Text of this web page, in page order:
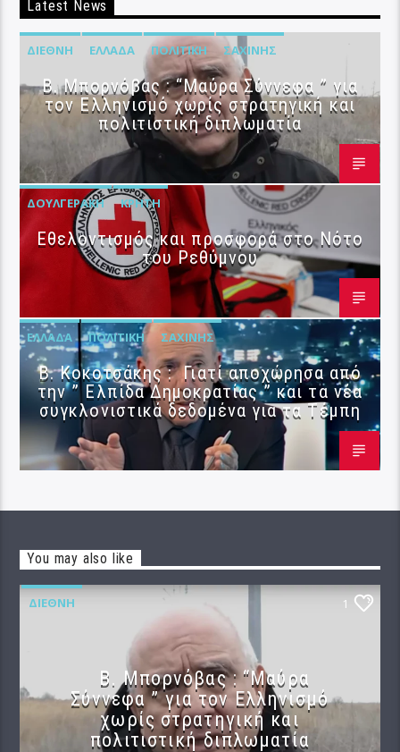
Latest News
ΔΙΕΘΝΉ ΕΛΛΆΔΑ ΠΟΛΙΤΙΚΉ ΣΑΧΊΝΗΣ
B. Μπορνόβας : “Μαύρα Σύννεφα ” για
τον Ελληνισμό χωρίς στρατηγική και
πολιτιστική διπλωματία
ΔΟΥΛΓΕΡΆΚΗ ΚΡΉΤΗ
Εθελοντισμός και προσφορά στο Νότο
του Ρεθύμνου
ΕΛΛΆΔΑ ΠΟΛΙΤΙΚΉ ΣΑΧΊΝΗΣ
Β. Κοκοτσάκης : Γιατί αποχώρησα από
την ” Ελπίδα Δημοκρατίας ” και τα νέα
συγκλονιστικά δεδομένα για τα Τέμπη
You may also like
ΔΙΕΘΝΉ 1
B. Μπορνόβας : “Μαύρα
Σύννεφα ” για τον Ελληνισμό
χωρίς στρατηγική και
πολιτιστική διπλωματία